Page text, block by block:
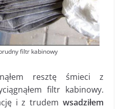
filtr kabinowy
resztę śmieci z
filtr kabinowy.
i z trudem wsadziłem